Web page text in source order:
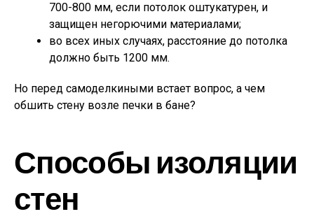
700-800 мм, если потолок оштукатурен, и
защищен негорючими материалами;
во всех иных случаях, расстояние до потолка
должно быть 1200 мм.
Но перед самоделкиными встает вопрос, а чем
обшить стену возле печки в бане?
Способы изоляции
стен